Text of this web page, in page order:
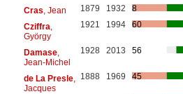
Cras , Jean 1879 1932
8
Cziffra
György
1921 1994 60
Damase,
Jean-Michel
1928 2013 56
de La Presle,
Jacques
1888 1969 45